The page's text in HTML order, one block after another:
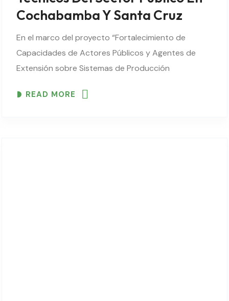
Cochabamba Y Santa Cruz
En el marco del proyecto “Fortalecimiento de
Capacidades de Actores Públicos y Agentes de
Extensión sobre Sistemas de Producción
viene ejecutando con el apoyo de la Organización
READ MORE